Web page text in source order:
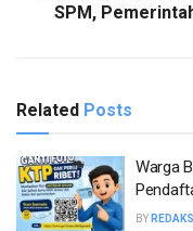
SPM,
Related Posts
Warga
BY REDAKSI